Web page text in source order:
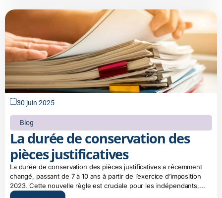
30 juin 2025
Blog
La durée de conservation des
pièces justificatives
La durée de conservation des pièces justificatives a récemment
changé, passant de 7 à 10 ans à partir de l’exercice d’imposition
2023. Cette nouvelle règle est cruciale pour les indépendants,...